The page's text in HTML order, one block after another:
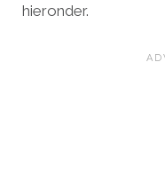
hieronder.